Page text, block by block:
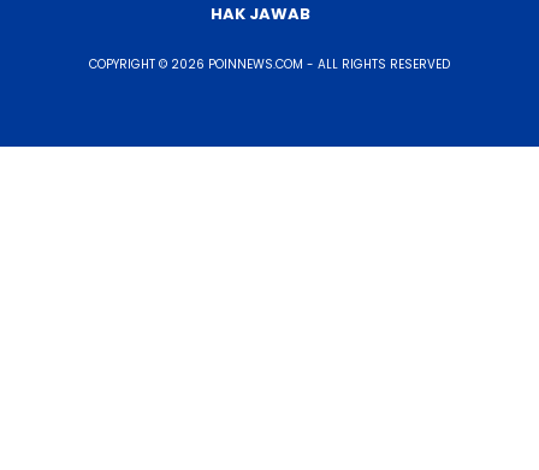
HAK JAWAB
COPYRIGHT © 2026 POINNEWS.COM - ALL RIGHTS RESERVED